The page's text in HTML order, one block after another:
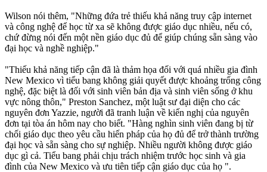
Wilson nói thêm, "Những đứa trẻ thiếu khả năng truy cập internet
và công nghệ để học từ xa sẽ không được giáo dục nhiều, nếu có,
chứ đừng nói đến một nền giáo dục đủ để giúp chúng sẵn sàng vào
đại học và nghề nghiệp."
"Thiếu khả năng tiếp cận đã là thảm họa đối với quá nhiều gia đình
New Mexico vì tiểu bang không giải quyết được khoảng trống công
nghệ, đặc biệt là đối với sinh viên bản địa và sinh viên sống ở khu
vực nông thôn," Preston Sanchez, một luật sư đại diện cho các
nguyên đơn Yazzie, người đã tranh luận về kiến nghị của nguyên
đơn tại tòa án hôm nay cho biết. "Hàng nghìn sinh viên đang bị từ
chối giáo dục theo yêu cầu hiến pháp của họ đủ để trở thành trường
đại học và sẵn sàng cho sự nghiệp. Nhiều người không được giáo
dục gì cả. Tiểu bang phải chịu trách nhiệm trước học sinh và gia
đình của New Mexico và ưu tiên tiếp cận giáo dục của họ ".